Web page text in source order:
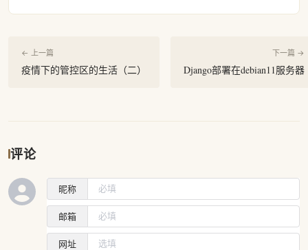
← 上一篇
疫情下的管控区的生活（二）
下一篇 →
Django部署在debian11服务器
评论
昵称
邮箱
网址